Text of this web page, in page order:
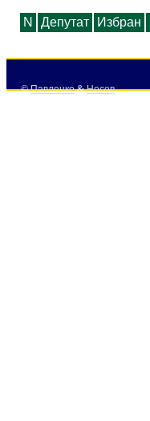
N Депутат Избран
©Павленко&Носов